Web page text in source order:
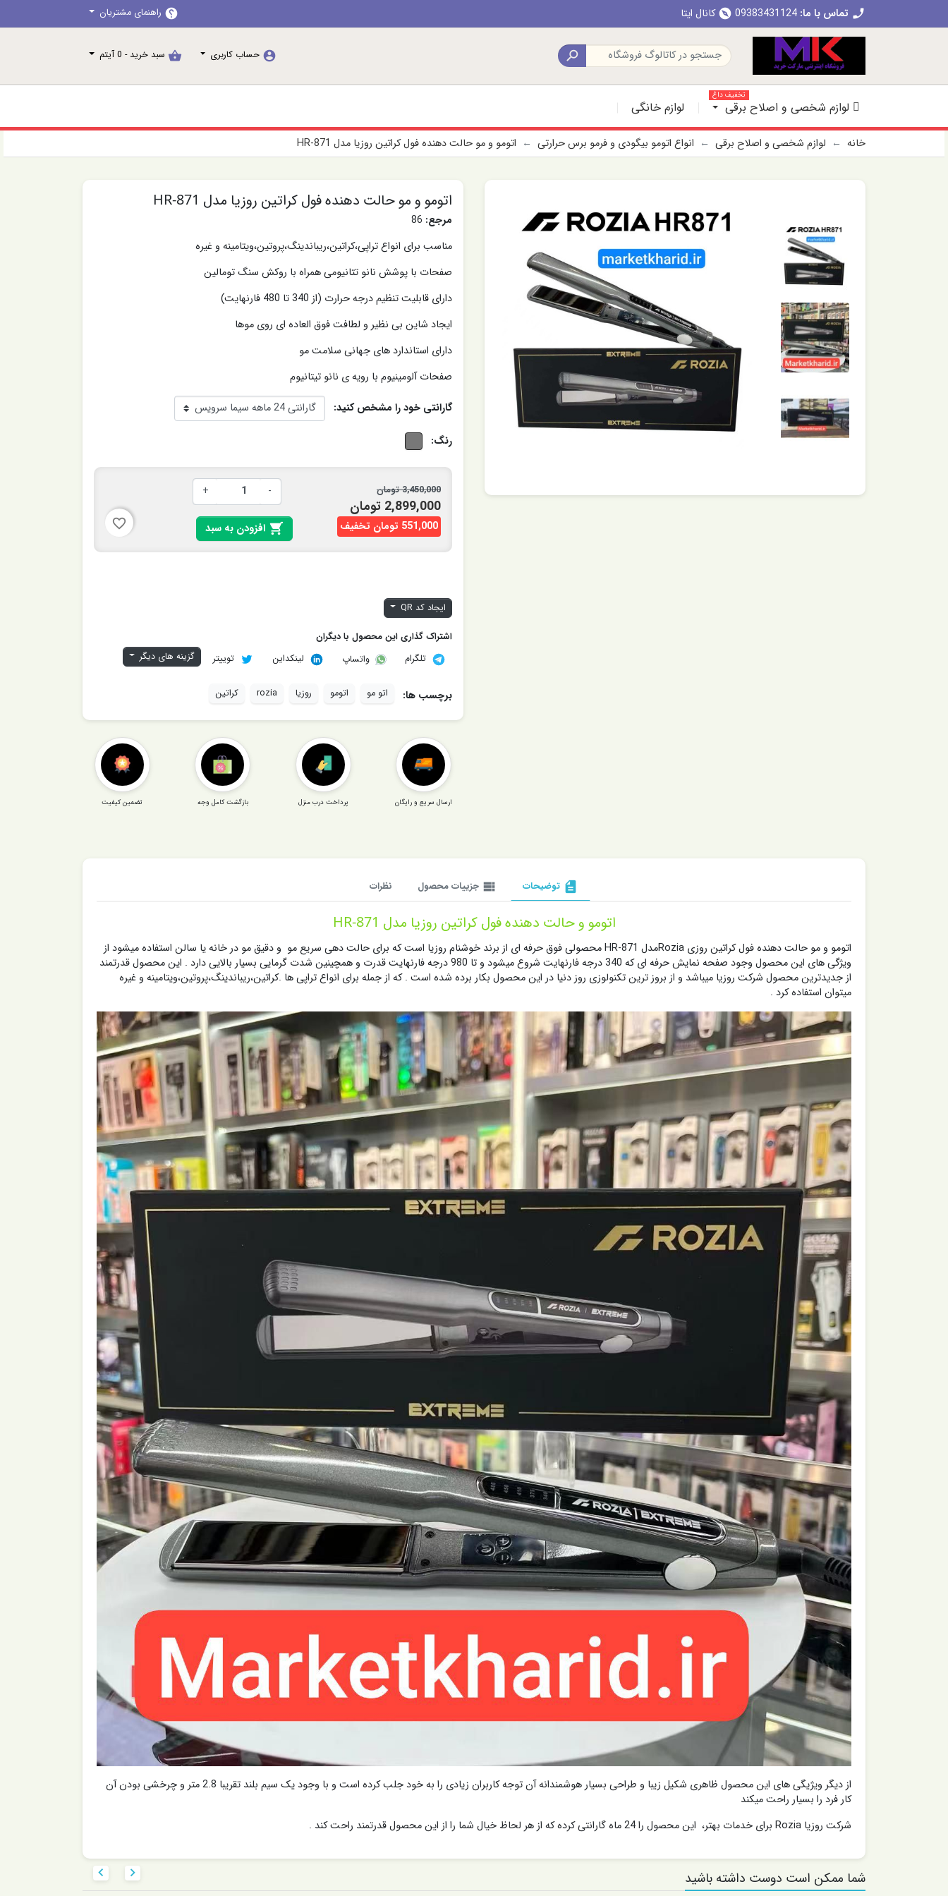
call تماس با ما: 09383431124
explore کانال ایتا help راهنمای مشتریان

account_circle حساب کاربری shopping_basket سبد خرید - 0 آیتم
لوازم شخصی و اصلاح برقی
تخفیف داغ
لوازم خانگی
خانه لوازم شخصی و اصلاح برقی انواع اتومو بیگودی و فرمو برس حرارتی اتومو و مو حالت دهنده فول کراتین روزیا مدل HR-871
اتومو و مو حالت دهنده فول کراتین روزیا مدل HR-871
مرجع:
مناسب برای انواع تراپی،کراتین،ریباندینگ،پروتین،ویتامینه و غیره
صفحات با پوشش نانو تتانیومی همراه با روکش سنگ تومالین
دارای قابلیت تنظیم درجه حرارت (از 340 تا 480 فارنهایت)
ایجاد شاین بی نظیر و لطافت فوق العاده ای روی موها
دارای استاندارد های جهانی سلامت مو
صفحات آلومینیوم با رویه ی نانو تیتانیوم
گارانتی خود را مشخص کنید:
رنگ:
3,450,000 تومان
2,899,000 تومان
551,000 تومان تخفیف
-
+

favorite_border
ایجاد کد QR
اشتراک گذاری این محصول با دیگران
تلگرام
واتساپ لینکداین توییتر گزینه های دیگر
برچسب ها: اتو مو اتومو روزیا rozia کراتین
ارسال سریع و رایگان پرداخت درب منزل بازگشت کامل وجه تضمین کیفیت
description توضیحات view_list جزییات محصول نظرات
اتومو و حالت دهنده فول کراتین روزیا مدل HR-871
اتومو و مو حالت دهنده فول کراتین روزی Roziaمدل HR-871 محصولی فوق حرفه ای از برند خوشنام روزیا است که برای حالت دهی سریع مو و دقیق مو در خانه یا سالن استفاده میشود از
ویژگی های این محصول وجود صفحه نمایش حرفه ای که 340 درجه فارنهایت شروع میشود و تا 980 درجه فارنهایت قدرت و همچینین شدت گرمایی بسیار بالایی دارد . این محصول قدرتمند
از جدیدترین محصول شرکت روزیا میباشد و از بروز ترین تکنولوزی روز دنیا در این محصول بکار برده شده است . که از جمله برای انواع تراپی ها .کراتین،ریباندینگ،پروتین،ویتامینه و غیره
میتوان استفاده کرد .
از دیگر ویژیگی های این محصول ظاهری شکیل زیبا و طراحی بسیار هوشمندانه آن توجه کاربران زیادی را به خود جلب کرده است و با وجود یک سیم بلند تقریبا 2.8 متر و چرخشی بودن آن
کار فرد را بسیار راحت میکند
شرکت روزیا Rozia برای خدمات بهتر، این محصول را 24 ماه گارانتی کرده که از هر لحاظ خیال شما را از این محصول قدرتمند راحت کند .
شما ممکن است دوست داشته باشید  